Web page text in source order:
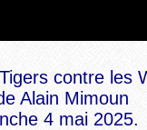
contre les
Alain Mimoun
4 mai 2025.